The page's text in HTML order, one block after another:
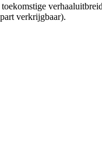
verkrijgbaar).